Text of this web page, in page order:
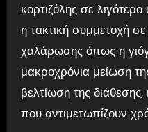
κορτιζόλης σε
η τακτική συμμετοχή
χαλάρωσης όπως η
μακροχρόνια μείωση
βελτίωση της
που αντιμετωπίζουν